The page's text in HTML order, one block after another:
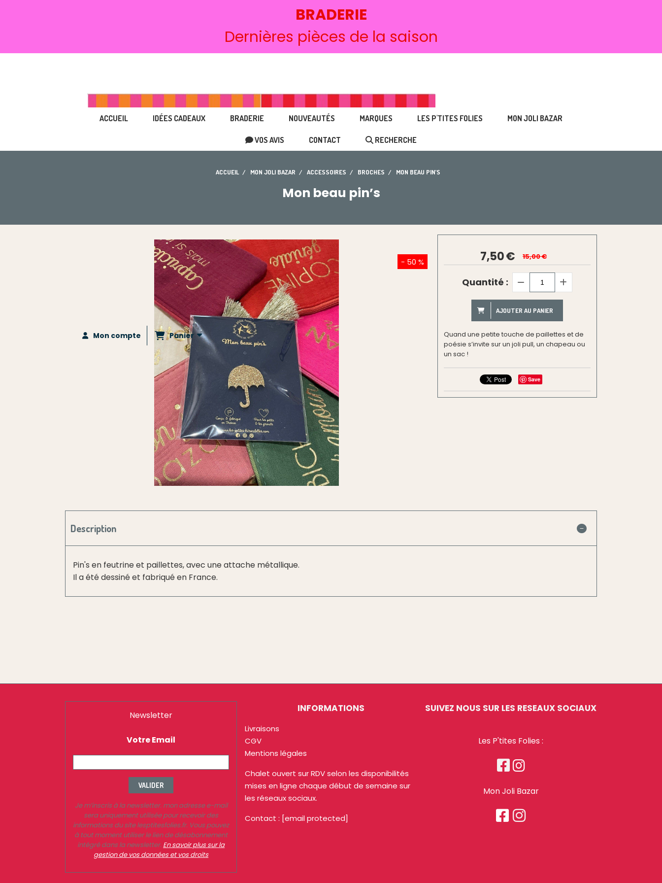
BRADERIE
Dernières pièces de la saison
Mon compte Panier
ACCUEIL IDÉES CADEAUX BRADERIE NOUVEAUTÉS MARQUES LES P'TITES FOLIES MON JOLI BAZAR
VOS AVIS CONTACT RECHERCHE
ACCUEIL MON JOLI BAZAR ACCESSOIRES BROCHES MON BEAU PIN’S
Mon beau pin’s
- 50 % 7,50€ 15,00€
Quantité :
AJOUTER AU PANIER
Quand une petite touche de paillettes et de
poésie s’invite sur un joli pull, un chapeau ou
un sac !
Save
Description
Pin's en feutrine et paillettes, avec une attache métallique.
Il a été dessiné et fabriqué en France.
Newsletter
Votre Email
VALIDER
Je m’inscris à la newsletter. mon adresse e-mail
sera uniquement utilisée pour recevoir des
informations du site lesptitesfolies.fr. Vous pouvez
à tout moment utiliser le lien de désabonnement
intégré dans la newsletter. En savoir plus sur la
gestion de vos données et vos droits
INFORMATIONS
Livraisons
CGV
Mentions légales
Chalet ouvert sur RDV selon les disponibilités
mises en ligne chaque début de semaine sur
les réseaux sociaux.
Contact : [email protected]
SUIVEZ NOUS SUR LES RESEAUX SOCIAUX
Les P'tites Folies :
 
Mon Joli Bazar
 